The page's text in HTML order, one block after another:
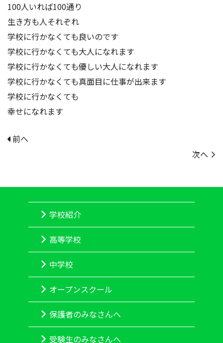
100人いれば100通り
生き方も人それぞれ
学校に行かなくても良いのです
学校に行かなくても大人になれます
学校に行かなくても優しい大人になれます
学校に行かなくても真面目に仕事が出来ます
学校に行かなくても
幸せになれます
前へ
次へ
学校紹介
高等学校
中学校
オープンスクール
保護者のみなさんへ
受験生のみなさんへ